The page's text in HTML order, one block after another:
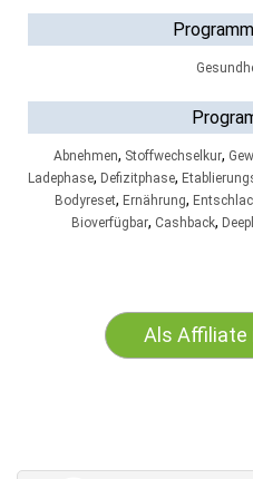
Abnehmen, Stoffwechselkur,
Ladephase, Defizitphase,
Bodyreset, Ernährung,
Bioverfügbar, Cashback,
Als Affiliate